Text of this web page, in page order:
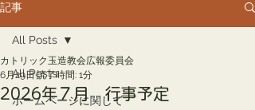
記事
All Posts
ホームページに関して
All Posts
2026年７月 行事予定
カトリック玉造教会広報委員会
6月29日読了時間: 1分